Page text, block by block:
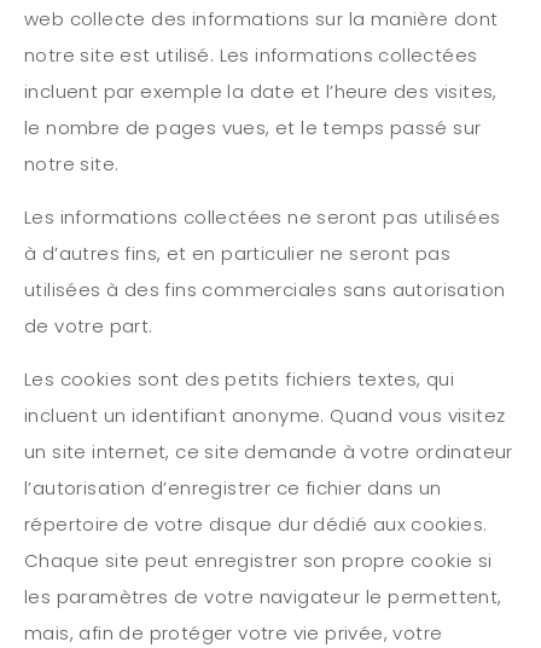
web collecte des informations sur la manière dont
notre site est utilisé. Les informations collectées
incluent par exemple la date et l’heure des visites,
le nombre de pages vues, et le temps passé sur
notre site.
Les informations collectées ne seront pas utilisées
à d’autres fins, et en particulier ne seront pas
utilisées à des fins commerciales sans autorisation
de votre part.
Les cookies sont des petits fichiers textes, qui
incluent un identifiant anonyme. Quand vous visitez
un site internet, ce site demande à votre ordinateur
l’autorisation d’enregistrer ce fichier dans un
répertoire de votre disque dur dédié aux cookies.
Chaque site peut enregistrer son propre cookie si
les paramètres de votre navigateur le permettent,
mais, afin de protéger votre vie privée, votre